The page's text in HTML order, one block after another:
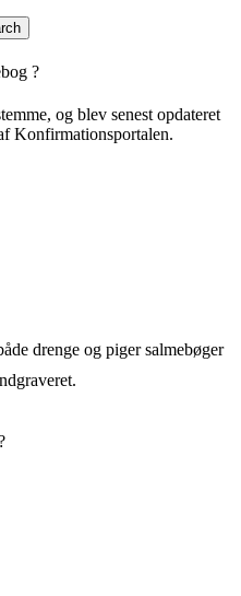
?
og blev senest opdateret
Konfirmationsportalen.
drenge og piger salmebøger